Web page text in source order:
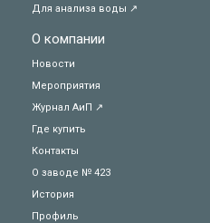
Для анализа воды ↗
О компании
Новости
Мероприятия
Журнал АиП ↗
Где купить
Контакты
О заводе № 423
История
Профиль